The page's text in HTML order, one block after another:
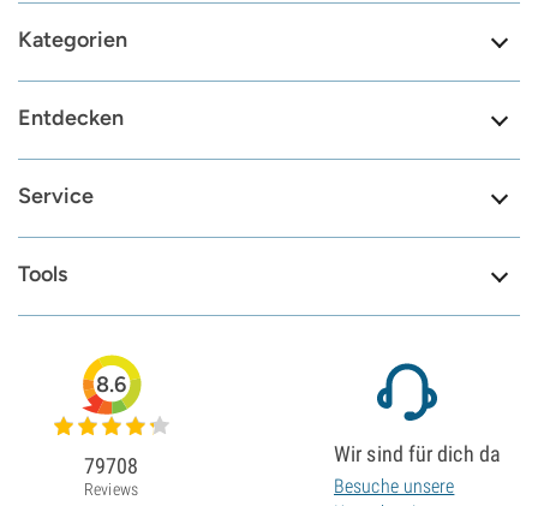
Kategorien
Entdecken
Service
Tools
8.6
79708
Reviews
Wir sind für dich da
Besuche unsere